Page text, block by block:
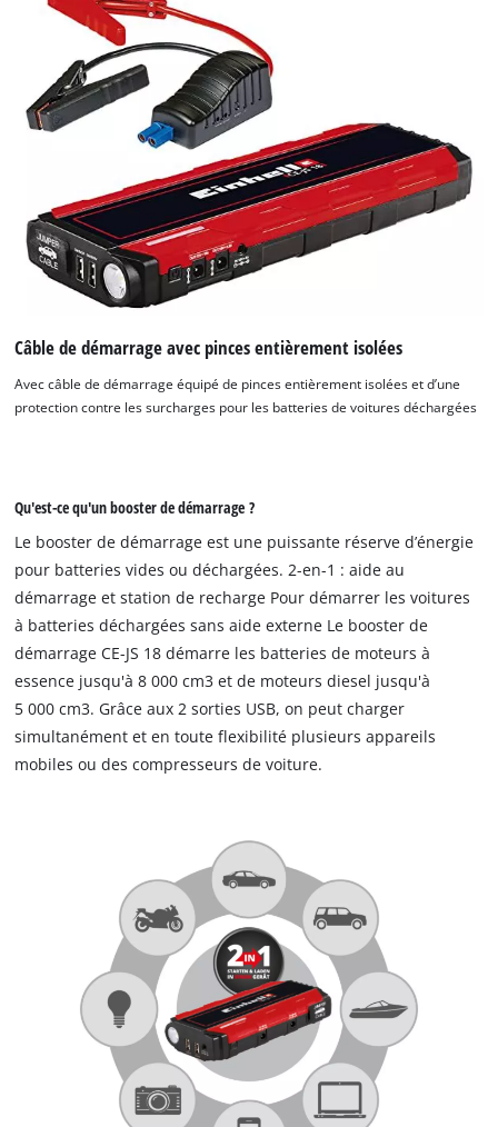
Nous avons besoin de ton accord pour
pouvoir charger Google Maps !
This content is not permitted to load due
to trackers that are not disclosed to the
visitor. The website owner needs to setup
the site with their CMP to add this content
Câble de démarrage avec pinces entièrement isolées
Avec câble de démarrage équipé de pinces entièrement isolées et d’une
protection contre les surcharges pour les batteries de voitures déchargées
Qu'est-ce qu'un booster de démarrage ?
Le booster de démarrage est une puissante réserve d’énergie
pour batteries vides ou déchargées. 2-en-1 : aide au
démarrage et station de recharge Pour démarrer les voitures
à batteries déchargées sans aide externe Le booster de
démarrage CE-JS 18 démarre les batteries de moteurs à
essence jusqu'à 8 000 cm3 et de moteurs diesel jusqu'à
5 000 cm3. Grâce aux 2 sorties USB, on peut charger
simultanément et en toute flexibilité plusieurs appareils
mobiles ou des compresseurs de voiture.